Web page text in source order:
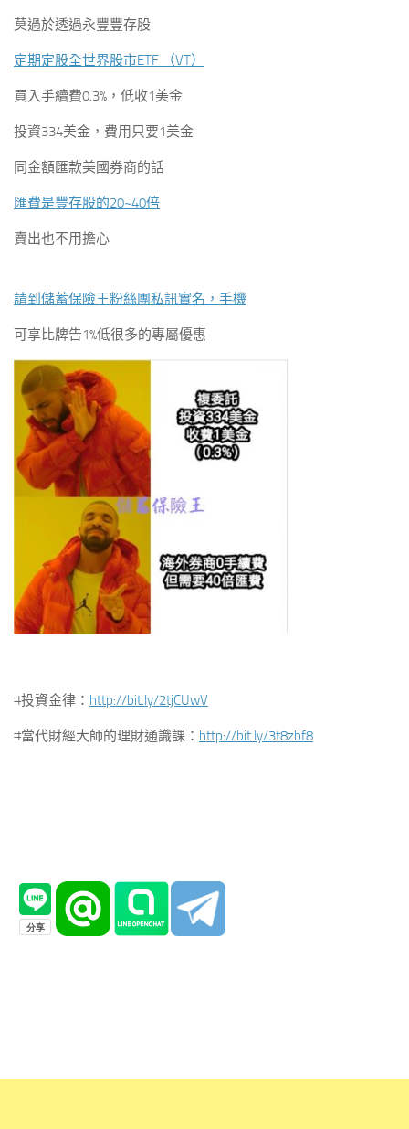
莫過於透過永豐豐存股
定期定股全世界股市ETF （VT）
買入手續費0.3%，低收1美金
投資334美金，費用只要1美金
同金額匯款美國券商的話
匯費是豐存股的20~40倍
賣出也不用擔心
請到儲蓄保險王粉絲團私訊實名，手機
可享比牌告1%低很多的專屬優惠
#投資金律： http://bit.ly/2tjCUwV
#當代財經大師的理財通識課： http://bit.ly/3t8zbf8